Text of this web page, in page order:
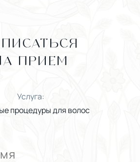
ПРИЕМ
Услуга:
процедуры для волос